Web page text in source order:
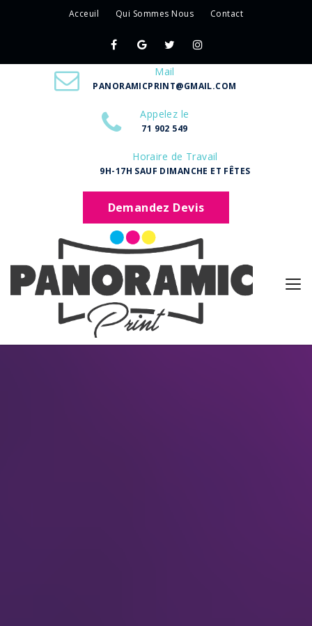
Acceuil Qui Sommes Nous Contact
Mail
PANORAMICPRINT@GMAIL.COM
Appelez le
71 902 549
Horaire de Travail
9H-17H SAUF DIMANCHE ET FÊTES
Demandez Devis